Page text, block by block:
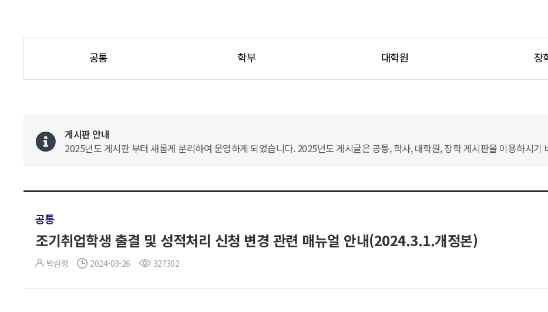
공통 학부 대학원 장
게시판 안내
2025년도 게시판 부터 새롭게 분리하여 운영하게 되었습니다. 2025년도 게시글은 공통, 학사, 대학원, 장학 게시판을 이용하시기
공통
조기취업학생 출결 및 성적처리 신청 변경 관련 매뉴얼 안내(2024.3.1.개정본)
박심령 2024-03-26 327302